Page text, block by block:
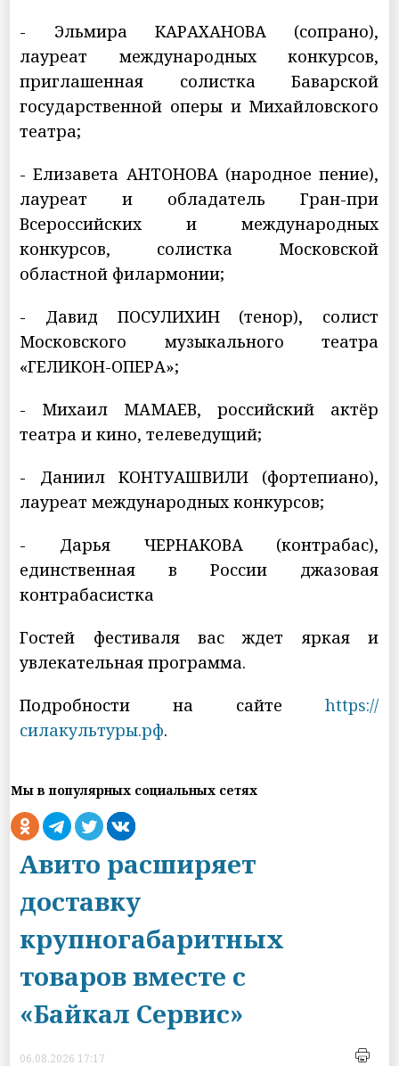
- Эльмира КАРАХАНОВА (сопрано),
лауреат международных конкурсов,
приглашенная солистка Баварской
государственной оперы и Михайловского
театра;
- Елизавета АНТОНОВА (народное пение),
лауреат и обладатель Гран-при
Всероссийских и международных
конкурсов, солистка Московской
областной филармонии;
- Давид ПОСУЛИХИН (тенор), солист
Московского музыкального театра
«ГЕЛИКОН-ОПЕРА»;
- Михаил МАМАЕВ, российский актёр
театра и кино, телеведущий;
- Даниил КОНТУАШВИЛИ (фортепиано),
лауреат международных конкурсов;
- Дарья ЧЕРНАКОВА (контрабас),
единственная в России джазовая
контрабасистка
Гостей фестиваля вас ждет яркая и
увлекательная программа.
Подробности на сайтеhttps://
силакультуры.рф.
Мы в популярных социальных сетях
Авито расширяет
доставку
крупногабаритных
товаров вместе с
«Байкал Сервис»
06.08.2026 17:17